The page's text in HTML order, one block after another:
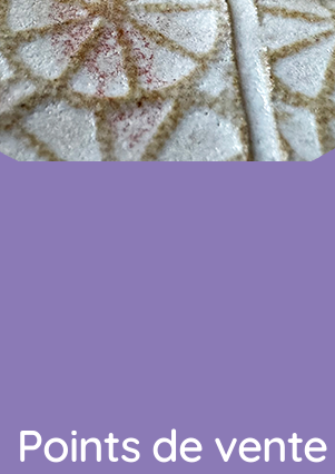
Points de vente